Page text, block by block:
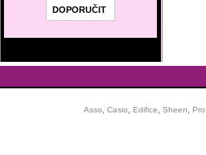
Asso
Casio Edifice Sheen